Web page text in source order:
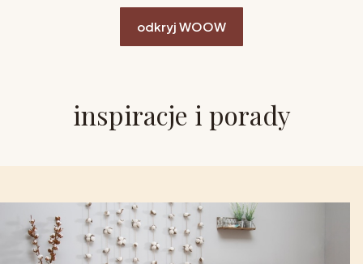
odkryj WOOW
inspiracje i porady